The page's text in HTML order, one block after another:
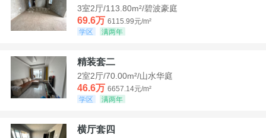
3室2厅/113.80m²/碧波豪庭
69.6万 6115.99元/m²
学区
满两年
精装套二
2室2厅/70.00m²/山水华庭
46.6万 6657.14元/m²
学区
满两年
横厅套四